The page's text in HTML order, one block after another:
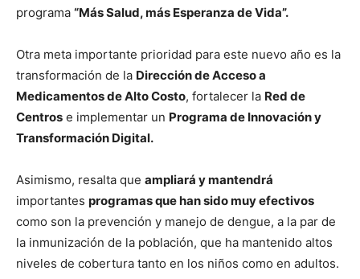
programa “Más Salud, más Esperanza de Vida”.
Otra meta importante prioridad para este nuevo año es la
transformación de la Dirección de Acceso a
Medicamentos de Alto Costo, fortalecer la Red de
Centros e implementar un Programa de Innovación y
Transformación Digital.
Asimismo, resalta que ampliará y mantendrá
importantes programas que han sido muy efectivos
como son la prevención y manejo de dengue, a la par de
la inmunización de la población, que ha mantenido altos
niveles de cobertura tanto en los niños como en adultos.